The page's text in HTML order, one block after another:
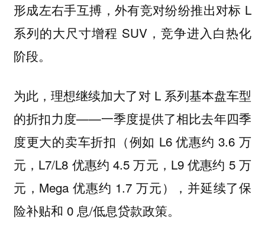
形成左右手互搏，外有竞对纷纷推出对标 L
系列的大尺寸增程 SUV，竞争进入白热化
阶段。
为此，理想继续加大了对 L 系列基本盘车型
的折扣力度——一季度提供了相比去年四季
度更大的卖车折扣（例如 L6 优惠约 3.6 万
元，L7/L8 优惠约 4.5 万元，L9 优惠约 5 万
元，Mega 优惠约 1.7 万元），并延续了保
险补贴和 0 息/低息贷款政策。